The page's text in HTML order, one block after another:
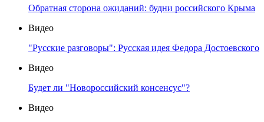
Обратная сторона ожиданий: будни российского Крыма
Видео
"Русские разговоры": Русская идея Федора Достоевского
Видео
Будет ли "Новороссийский консенсус"?
Видео